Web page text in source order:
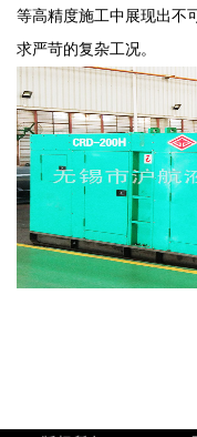
等高精度施工中展现出不
求严苛的复杂工况。